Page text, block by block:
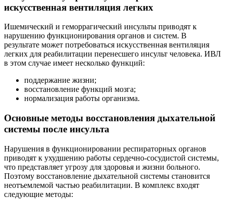
искусственная вентиляция легких
Ишемический и геморрагический инсульты приводят к
нарушению функционирования органов и систем. В
результате может потребоваться искусственная вентиляция
легких для реабилитации перенесшего инсульт человека. ИВЛ
в этом случае имеет несколько функций:
поддержание жизни;
восстановление функций мозга;
нормализация работы организма.
Основные методы восстановления дыхательной
системы после инсульта
Нарушения в функционировании респираторных органов
приводят к ухудшению работы сердечно-сосудистой системы,
что представляет угрозу для здоровья и жизни больного.
Поэтому восстановление дыхательной системы становится
неотъемлемой частью реабилитации. В комплекс входят
следующие методы: